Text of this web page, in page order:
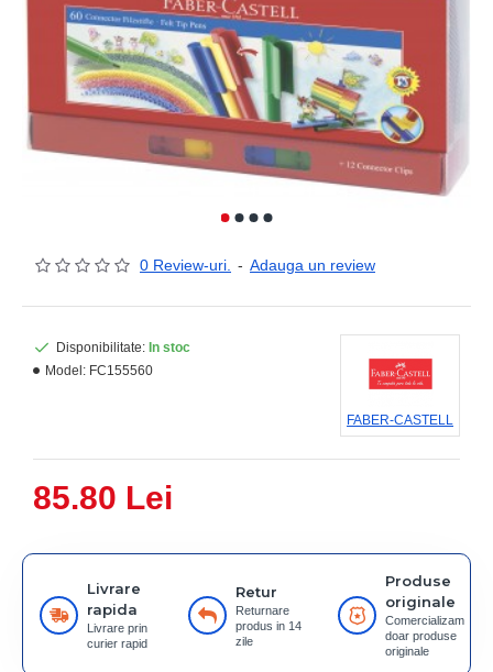
0 Review-uri. - Adauga un review
85.80 Lei
Disponibilitate: In stoc
Model: FC155560
FABER-CASTELL
Livrare
rapida
Livrare prin
curier rapid
Retur
Returnare
produs in 14
zile
Produse
originale
Comercializam
doar produse
originale